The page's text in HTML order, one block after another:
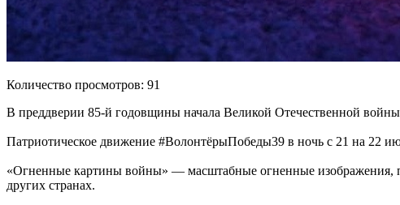
Количество просмотров: 91
В преддверии 85-й годовщины начала Великой Отечественной войны
Патриотическое движение #ВолонтёрыПобеды39 в ночь с 21 на 22
«Огненные картины войны» — масштабные огненные изображения,
других странах.